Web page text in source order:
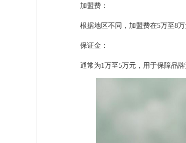
加盟费：
根据地区不同，加盟费在5万至8万
保证金：
通常为1万至5万元，用于保障品牌